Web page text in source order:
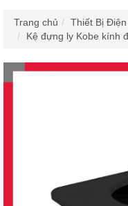
Trang chủ Thiết Bị Điện
Kệ đựng ly Kobe kính